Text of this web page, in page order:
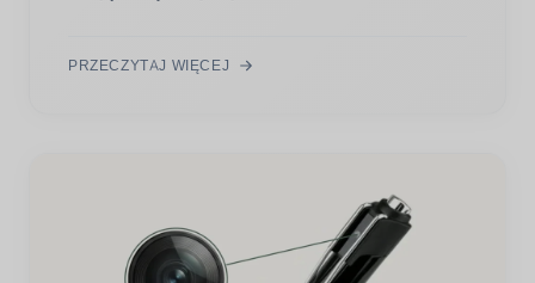
PRZECZYTAJ WIĘCEJ